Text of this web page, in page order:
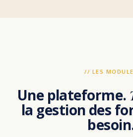
// LES
Une plateforme.
la gestion des